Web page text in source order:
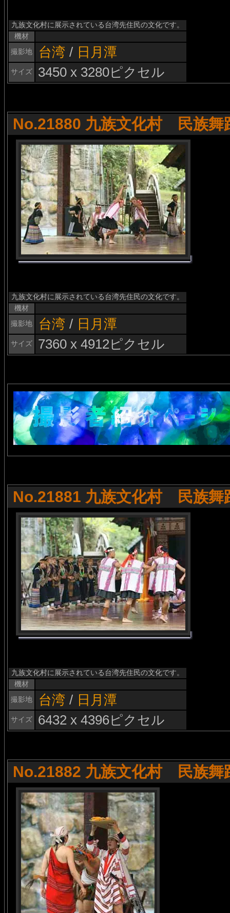
九族文化村に展示されている台湾先住民の文化です。
機材
撮影地
台湾 / 日月潭
サイズ 3450 x 3280ピクセル
No.21880 九族文化村 民族舞
九族文化村に展示されている台湾先住民の文化です。
機材
撮影地
台湾 / 日月潭
サイズ 7360 x 4912ピクセル
No.21881 九族文化村 民族舞
九族文化村に展示されている台湾先住民の文化です。
機材
撮影地
台湾 / 日月潭
サイズ 6432 x 4396ピクセル
No.21882 九族文化村 民族舞